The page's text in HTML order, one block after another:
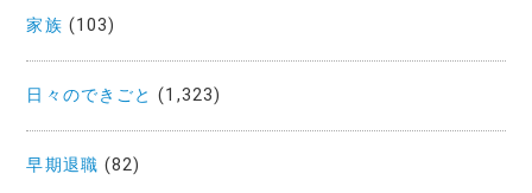
家族 (103)
日々のできごと (1,323)
早期退職 (82)